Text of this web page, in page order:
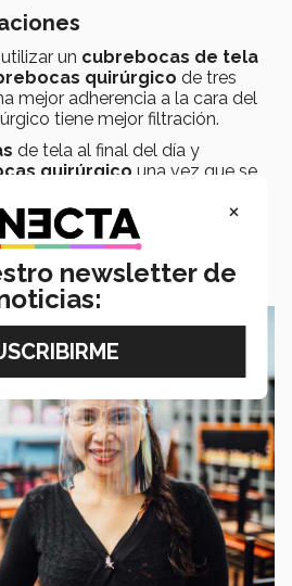
un cubrebocas de tela
quirúrgico de tres
mejor adherencia a la cara del
tiene mejor filtración.
de tela al final del día y
quirúrgico una vez que se
faciales sin
eficacia hasta el momento se
×
newsletter de